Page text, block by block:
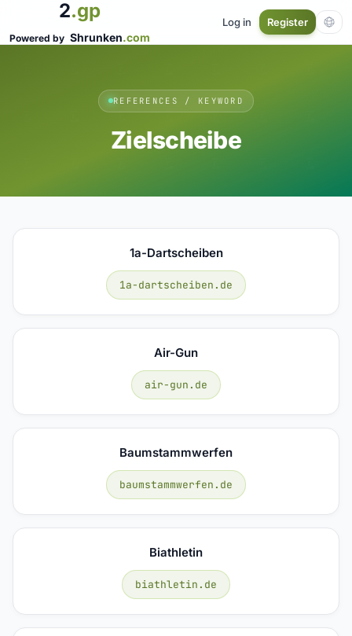
2.gp
Powered by Shrunken.com
Log in Register
REFERENCES / KEYWORD
Zielscheibe
1a-Dartscheiben
1a-dartscheiben.de
Air-Gun
air-gun.de
Baumstammwerfen
baumstammwerfen.de
Biathletin
biathletin.de